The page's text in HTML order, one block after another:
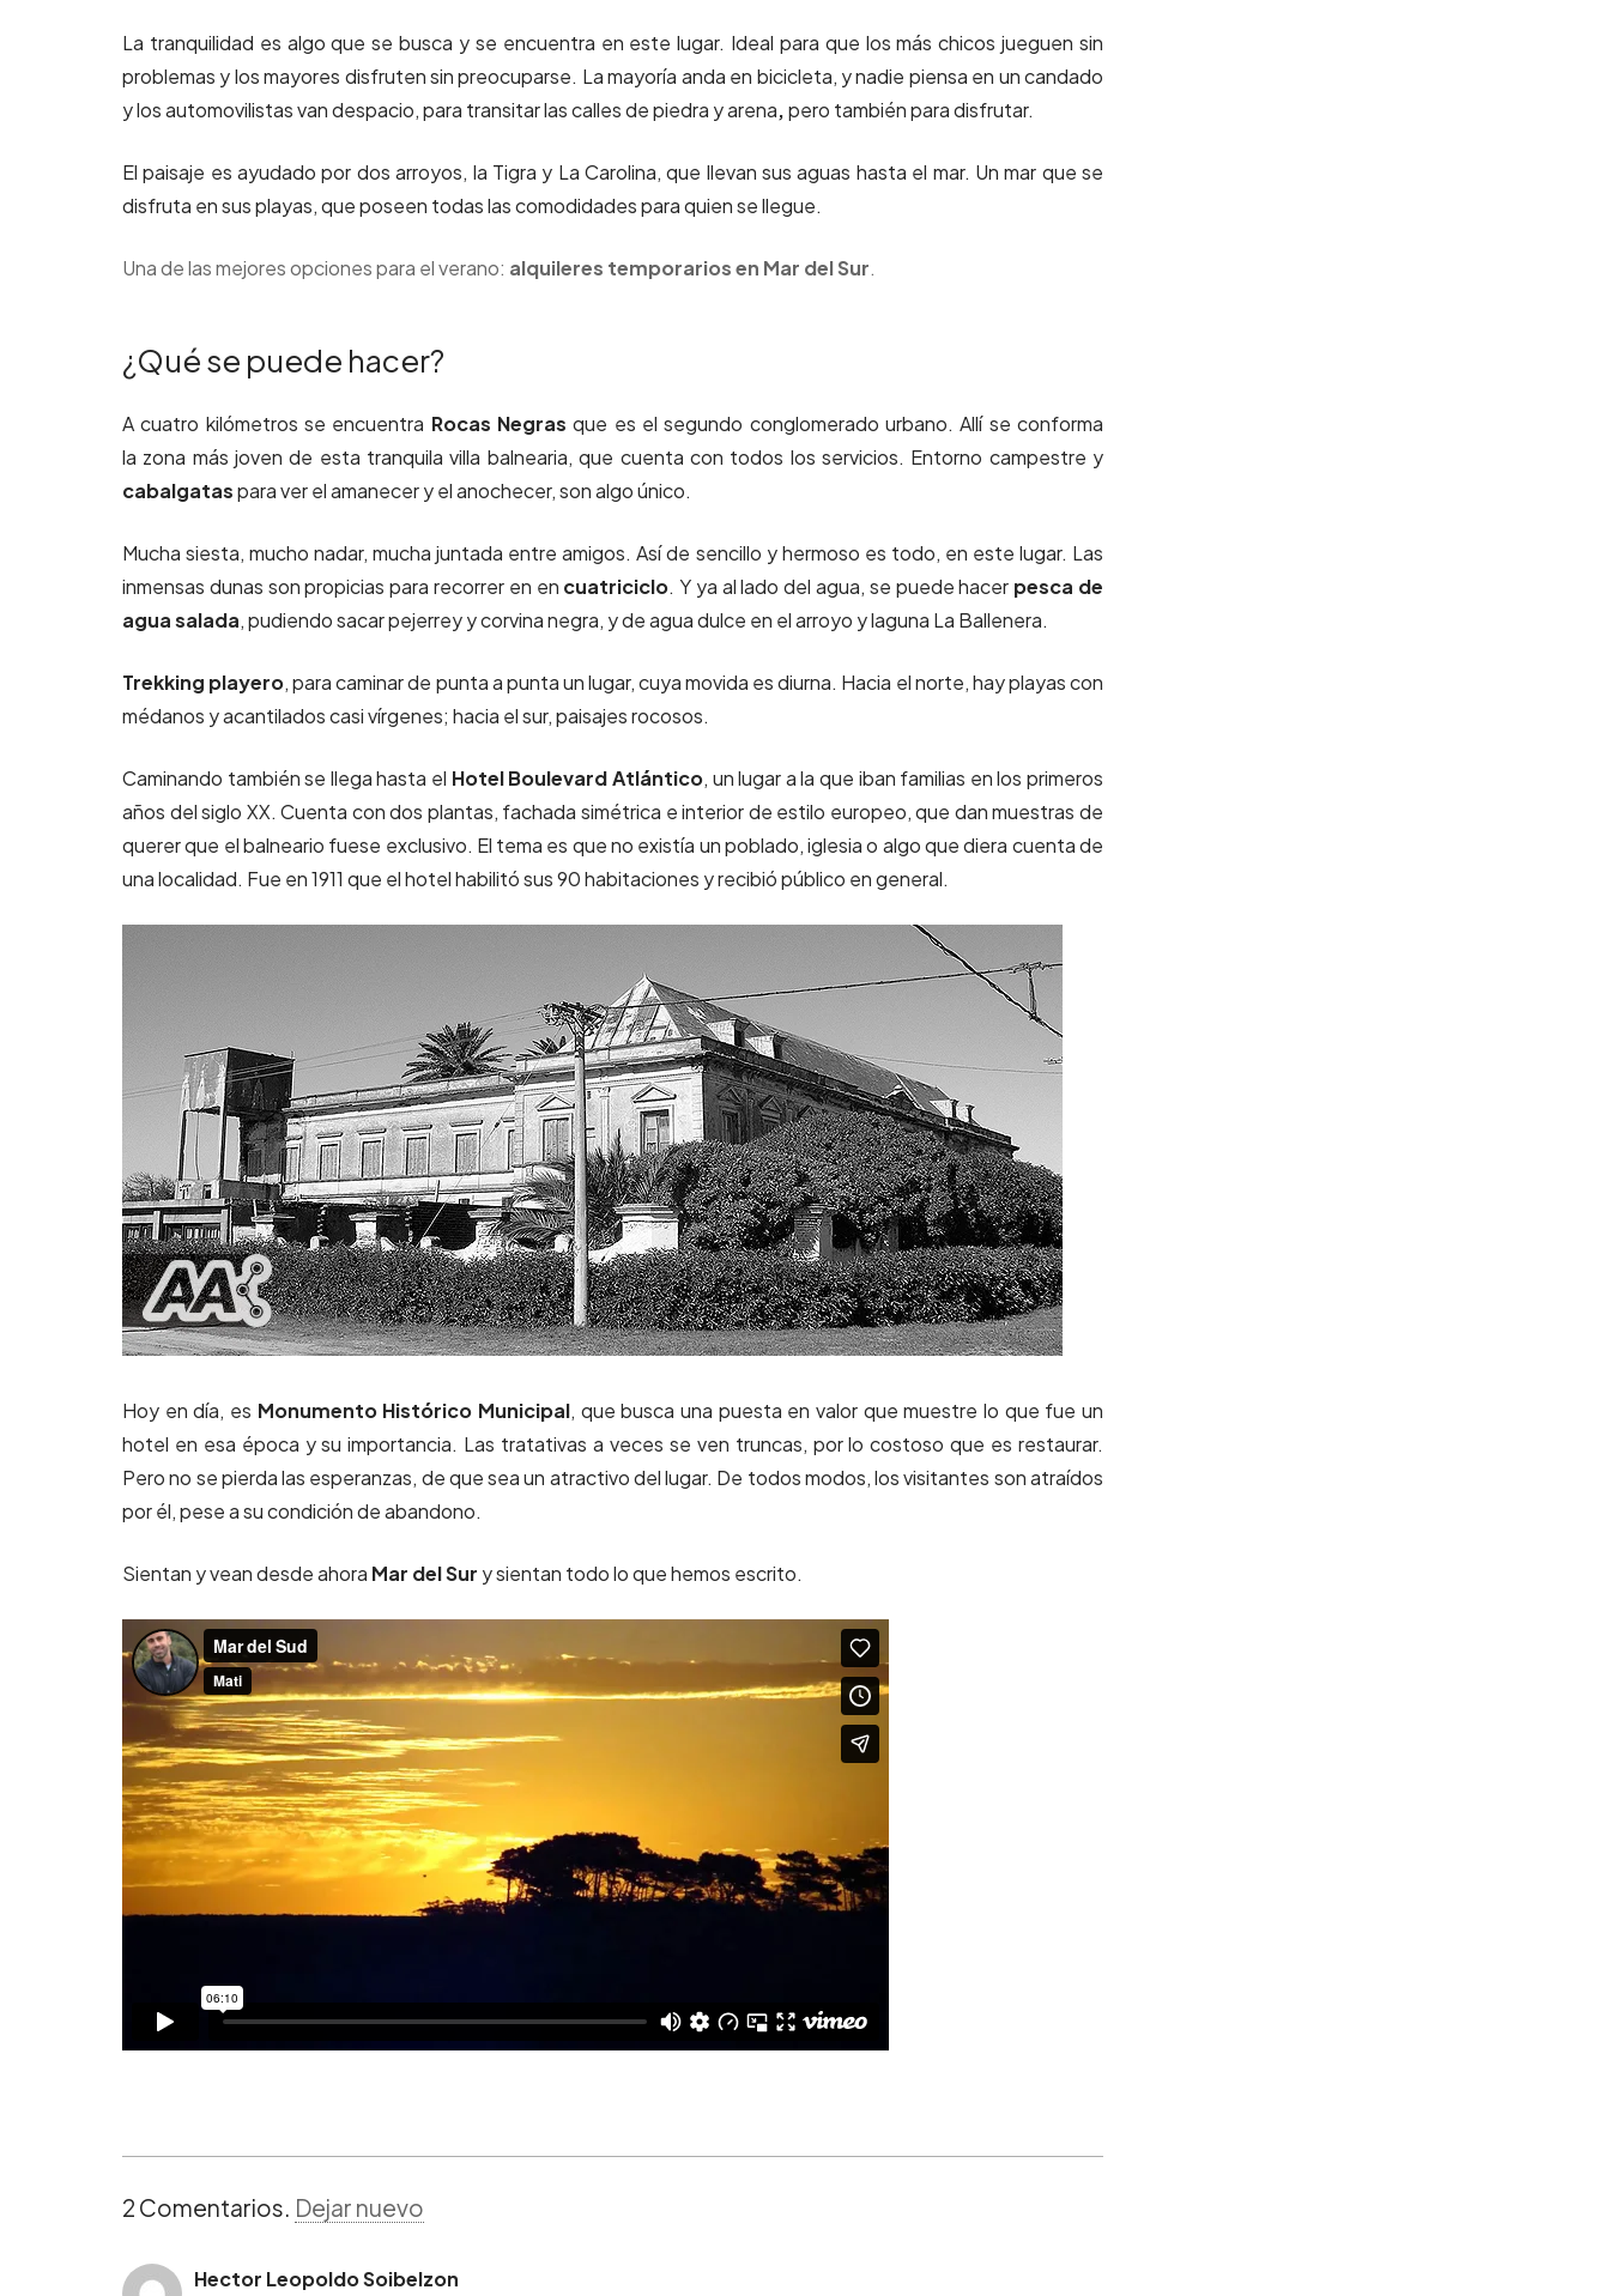
La tranquilidad es algo que se busca y se encuentra en este lugar. Ideal para que los más chicos jueguen sin
problemas y los mayores disfruten sin preocuparse. La mayoría anda en bicicleta, y nadie piensa en un candado
y los automovilistas van despacio, para transitar las calles de piedra y arena,pero también para disfrutar.
El paisaje es ayudado por dos arroyos, la Tigra y La Carolina, que llevan sus aguas hasta el mar. Un mar que se
disfruta en sus playas, que poseen todas las comodidades para quien se llegue.
Una de las mejores opciones para el verano: alquileres temporarios en Mar del Sur.
¿Qué se puede hacer?
A cuatro kilómetros se encuentra Rocas Negras que es el segundo conglomerado urbano. Allí se conforma
la zona más joven de esta tranquila villa balnearia, que cuenta con todos los servicios. Entorno campestre y
cabalgataspara ver el amanecer y el anochecer, son algo único.
Mucha siesta, mucho nadar, mucha juntada entre amigos. Así de sencillo y hermoso es todo, en este lugar. Las
inmensas dunas son propicias para recorrer en en cuatriciclo. Y ya al lado del agua, se puede hacer pesca de
agua salada, pudiendo sacar pejerrey y corvina negra, y de agua dulce en el arroyo y laguna La Ballenera.
Trekking playero, para caminar de punta a punta un lugar, cuya movida es diurna. Hacia el norte, hay playas con
médanos y acantilados casi vírgenes; hacia el sur, paisajes rocosos.
Caminando también se llega hasta el Hotel Boulevard Atlántico, un lugar a la que iban familias en los primeros
años del siglo XX. Cuenta con dos plantas, fachada simétrica e interior de estilo europeo, que dan muestras de
querer que el balneario fuese exclusivo. El tema es que no existía un poblado, iglesia o algo que diera cuenta de
una localidad. Fue en 1911 que el hotel habilitó sus 90 habitaciones y recibió público en general.
Hoy en día, es Monumento Histórico Municipal, que busca una puesta en valor que muestre lo que fue un
hotel en esa época y su importancia. Las tratativas a veces se ven truncas, por lo costoso que es restaurar.
Pero no se pierda las esperanzas, de que sea un atractivo del lugar. De todos modos, los visitantes son atraídos
por él, pese a su condición de abandono.
Sientan y vean desde ahora Mar del Sur y sientan todo lo que hemos escrito.
2 Comentarios. Dejar nuevo
Hector Leopoldo Soibelzon